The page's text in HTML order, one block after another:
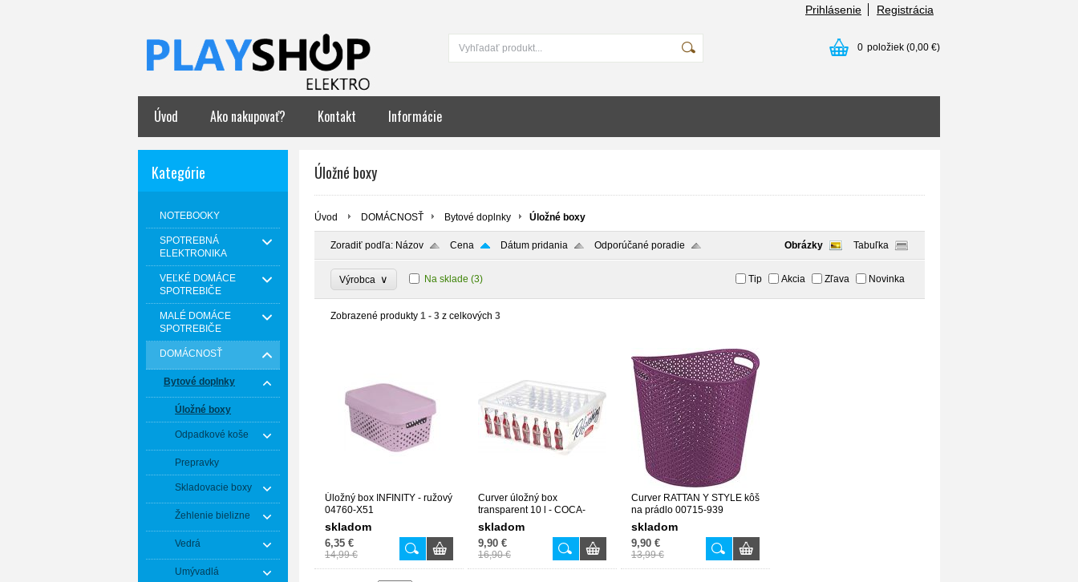
Prihlásenie Registrácia
0 položiek (0,00 €)
Úvod Ako nakupovať? Kontakt Informácie
Kategórie
NOTEBOOKY
SPOTREBNÁ
ELEKTRONIKA
VEĽKÉ DOMÁCE
SPOTREBIČE
MALÉ DOMÁCE
SPOTREBIČE
DOMÁCNOSŤ
Bytové doplnky
Úložné boxy
Odpadkové koše
Prepravky
Skladovacie boxy
Žehlenie bielizne
Vedrá
Umývadlá
Úložné boxy
Úvod DOMÁCNOSŤ Bytové doplnky Úložné boxy
Zoradiť podľa: Názov Cena Dátum pridania Odporúčané poradie Obrázky Tabuľka
Výrobca ∨ Na sklade (3) Tip Akcia Zľava Novinka
Zobrazené produkty 1 - 3 z celkových 3
Úložný box INFINITY - ružový
04760-X51
skladom
6,35 €
14,99 €
Curver úložný box
transparent 10 l - COCA-
COLA 03007-C57
skladom
9,90 €
16,90 €
Curver RATTAN Y STYLE kôš
na prádlo 00715-939
skladom
9,90 €
13,99 €